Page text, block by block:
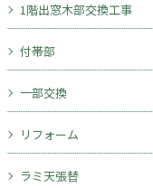
1階出窓木部交換工事
付帯部
一部交換
リフォーム
ラミ天張替